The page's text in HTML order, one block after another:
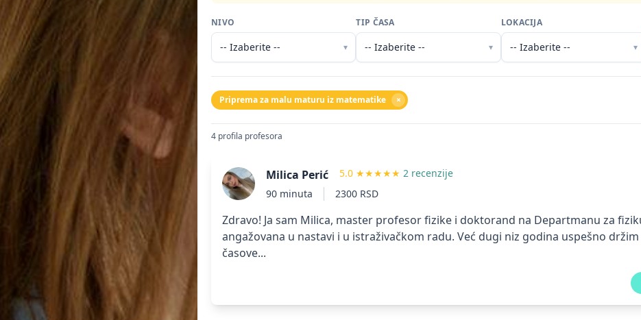
NIVO
▾
TIP ČASA
▾
LOKACIJA
▾
Priprema za malu maturu iz matematike ×
4 profila profesora
Milica Perić 5.0 ★★★★★ 2 recenzije
90 minuta
2300 RSD
Zdravo! Ja sam Milica, master profesor fizike i doktorand na Departmanu za
angažovana u nastavi i u istraživačkom radu. Već dugi niz godina uspešno
časove...